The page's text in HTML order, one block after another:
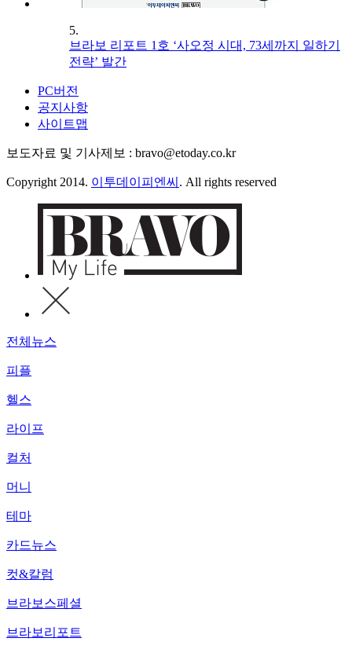
5.
브라보 리포트 1호 ‘사오정 시대, 73세까지 일하기
전략’ 발간
PC버전
공지사항
사이트맵
보도자료 및 기사제보 : bravo@etoday.co.kr
Copyright 2014. 이투데이피엔씨 . All rights reserved
전체뉴스
피플
헬스
라이프
컬처
머니
테마
카드뉴스
컷&칼럼
브라보스페셜
브라보리포트